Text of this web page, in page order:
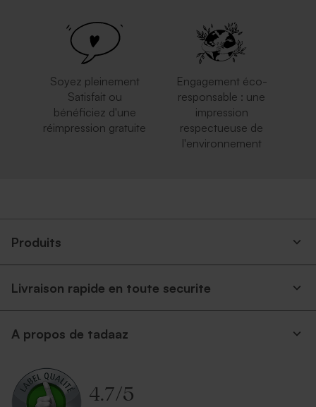
Soyez pleinement
Satisfait ou
bénéficiez d'une
réimpression gratuite
Engagement éco-
responsable : une
impression
respectueuse de
l'environnement
Produits
Livraison rapide en toute securite
A propos de tadaaz
4.7/5